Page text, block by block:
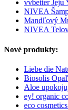
vvbetter Jeju
NIVEA
Mandľový
NIVEA
Nové produkty:
Liebe die
Biosolis
Aloe
ey! organic
eco